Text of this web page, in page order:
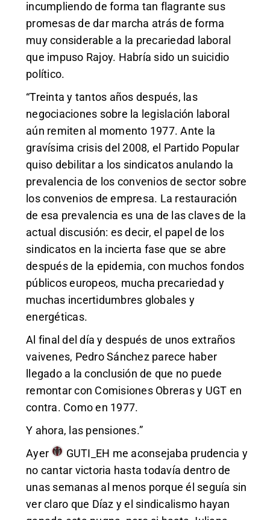
incumpliendo de forma tan flagrante sus
promesas de dar marcha atrás de forma
muy considerable a la precariedad laboral
que impuso Rajoy. Habría sido un suicidio
político.
“Treinta y tantos años después, las
negociaciones sobre la legislación laboral
aún remiten al momento 1977. Ante la
gravísima crisis del 2008, el Partido Popular
quiso debilitar a los sindicatos anulando la
prevalencia de los convenios de sector sobre
los convenios de empresa. La restauración
de esa prevalencia es una de las claves de la
actual discusión: es decir, el papel de los
sindicatos en la incierta fase que se abre
después de la epidemia, con muchos fondos
públicos europeos, mucha precariedad y
muchas incertidumbres globales y
energéticas.
Al final del día y después de unos extraños
vaivenes, Pedro Sánchez parece haber
llegado a la conclusión de que no puede
remontar con Comisiones Obreras y UGT en
contra. Como en 1977.
Y ahora, las pensiones.”
Ayer
GUTI_EH me aconsejaba prudencia y
no cantar victoria hasta todavía dentro de
unas semanas al menos porque él seguía sin
ver claro que Díaz y el sindicalismo hayan